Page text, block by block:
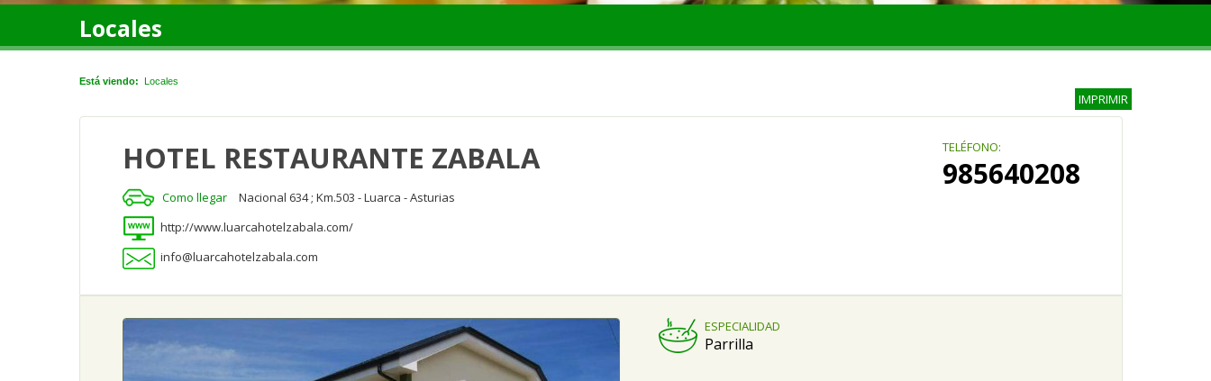
Locales
Está viendo: Locales
IMPRIMIR
HOTEL RESTAURANTE ZABALA
Como llegar
Nacional 634 ; Km.503 - Luarca - Asturias
http://www.luarcahotelzabala.com/
info@luarcahotelzabala.com
TELÉFONO:
985640208
ESPECIALIDAD
Parrilla